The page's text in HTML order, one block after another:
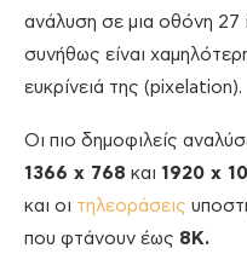
ανάλυση σε μια οθόνη 27
συνήθως είναι
ευκρίνειά της (pixelation).
Οι πιο δημοφιλείς
1366 x 768 και 1920 x
και οι τηλεοράσεις
που φτάνουν έως 8Κ.